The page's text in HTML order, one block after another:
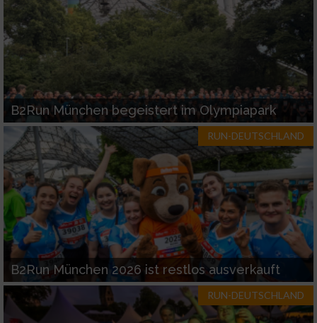
B2Run München begeistert im Olympiapark
RUN-DEUTSCHLAND
B2Run München 2026 ist restlos ausverkauft
RUN-DEUTSCHLAND